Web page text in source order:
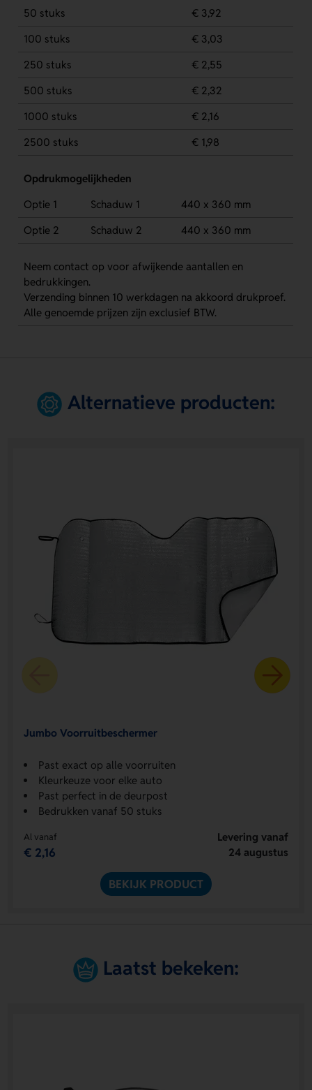
50 stuks
€ 3,92
100 stuks
€ 3,03
250 stuks
€ 2,55
500 stuks
€ 2,32
1000 stuks
€ 2,16
2500 stuks
€ 1,98
Opdrukmogelijkheden
Optie 1
Schaduw 1
440 x 360 mm
Optie 2
Schaduw 2 440 x 360 mm
Neem contact op voor afwijkende aantallen en
bedrukkingen.
Verzending binnen 10 werkdagen na akkoord drukproef.
Alle genoemde prijzen zijn exclusief BTW.
Alternatieve producten:
Jumbo Voorruitbeschermer
Past exact op alle voorruiten
Kleurkeuze voor elke auto
Past perfect in de deurpost
Bedrukken vanaf 50 stuks
Al vanaf
€ 2,16
Levering vanaf
24 augustus
BEKIJK PRODUCT
Laatst bekeken: